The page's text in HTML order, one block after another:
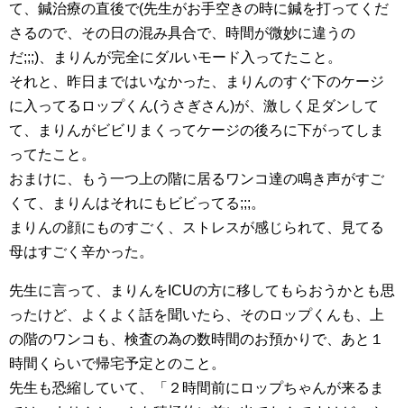
て、鍼治療の直後で(先生がお手空きの時に鍼を打ってくだ
さるので、その日の混み具合で、時間が微妙に違うの
だ;;;)、まりんが完全にダルいモード入ってたこと。
それと、昨日まではいなかった、まりんのすぐ下のケージ
に入ってるロップくん(うさぎさん)が、激しく足ダンして
て、まりんがビビリまくってケージの後ろに下がってしま
ってたこと。
おまけに、もう一つ上の階に居るワンコ達の鳴き声がすご
くて、まりんはそれにもビビってる;;;。
まりんの顔にものすごく、ストレスが感じられて、見てる
母はすごく辛かった。
先生に言って、まりんをICUの方に移してもらおうかとも思
ったけど、よくよく話を聞いたら、そのロップくんも、上
の階のワンコも、検査の為の数時間のお預かりで、あと１
時間くらいで帰宅予定とのこと。
先生も恐縮していて、「２時間前にロップちゃんが来るま